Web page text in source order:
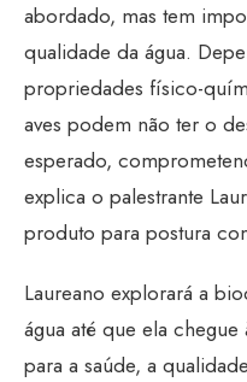
abordado, mas tem
qualidade da água.
propriedades físico-
aves podem não ter o
esperado,
explica o palestrante
produto para postura
Laureano explorará a
água até que ela
para a saúde, a